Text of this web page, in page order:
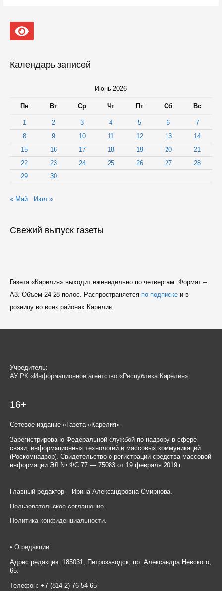
получил
медаль
за
перед
Календарь записей
Июнь 2026
Пн Вт Ср Чт Пт Сб Вс
1 2 3 4 5 6
7
8
9 10 11 12 13
14
15
16 17 18 19 20
21
22
23 24 25 26 27
28
29
30
« Май Июл »
Свежий выпуск газеты
Газета «Карелия» выходит еженедельно по четвергам. Формат –
A3. Объем 24-28 полос. Распространяется по подпискеи в
розницу во всех районах Карелии.
Учредитель:
АУ РК «Информационное агентство «Республика Карелия»
16+
Сетевое издание «Газета «Карелия»
Зарегистрировано Федеральной службой по надзору в сфере
связи, информационных технологий и массовых коммуникаций
(Роскомнадзор). Свидетельство о регистрации средства массовой
информации ЭЛ № ФС 77 — 75083 от 19 февраля 2019 г.
Главный редактор – Ирина Александровна Смирнова.
Пользовательское соглашение
Политика конфиденциальности.
• О редакции
Адрес редакции: 185031, Петрозаводск, пр. Александра Невского,
65.
Телефон: +7 (814-2) 76-54-65